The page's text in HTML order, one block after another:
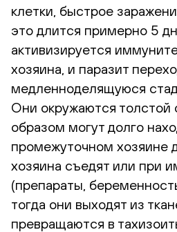
клетки, быстрое
это длится примерно 5
активизируется
хозяина, и паразит
медленноделящуюся
Они окружаются толстой
образом могут долго
промежуточном хозяине
хозяина съедят или при
(препараты,
тогда они выходят из
превращаются в